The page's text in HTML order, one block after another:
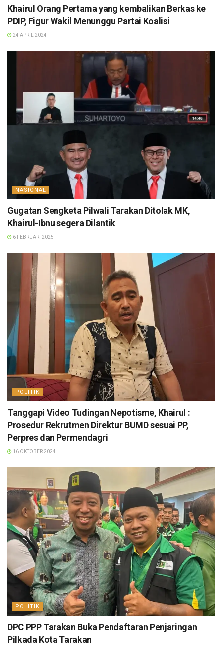
Khairul Orang Pertama yang kembalikan Berkas ke
PDIP, Figur Wakil Menunggu Partai Koalisi
24 APRIL 2024
NASIONAL
Gugatan Sengketa Pilwali Tarakan Ditolak MK,
Khairul-Ibnu segera Dilantik
6 FEBRUARI 2025
POLITIK
Tanggapi Video Tudingan Nepotisme, Khairul :
Prosedur Rekrutmen Direktur BUMD sesuai PP,
Perpres dan Permendagri
16 OKTOBER 2024
POLITIK
DPC PPP Tarakan Buka Pendaftaran Penjaringan
Pilkada Kota Tarakan